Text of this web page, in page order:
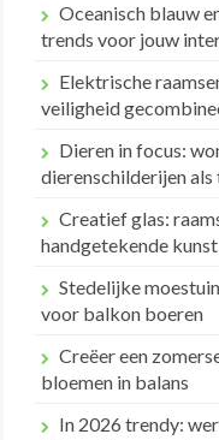
Oceanisch blauw
trends voor jouw
Elektrische
veiligheid
Dieren in focus:
dierenschilderijen
Creatief glas:
handgetekende kunst
Stedelijke
voor balkon boeren
Creëer een
bloemen in balans
In 2026 trendy: